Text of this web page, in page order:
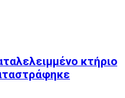
κτήριο